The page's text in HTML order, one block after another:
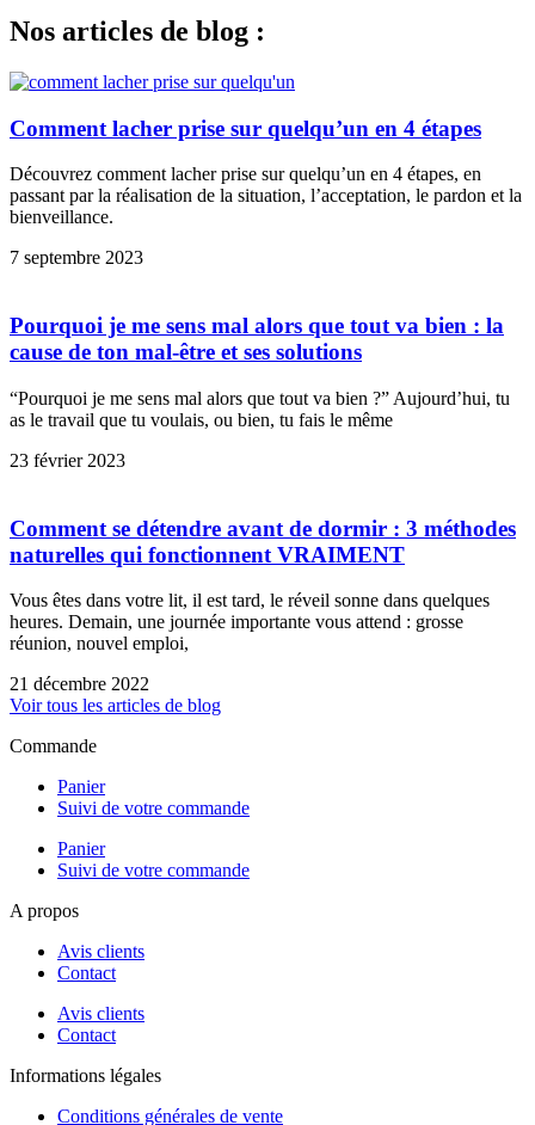
Nos articles de blog :
Comment lacher prise sur quelqu’un en 4 étapes
Découvrez comment lacher prise sur quelqu’un en 4 étapes, en
passant par la réalisation de la situation, l’acceptation, le pardon et la
bienveillance.
7 septembre 2023
Pourquoi je me sens mal alors que tout va bien : la
cause de ton mal-être et ses solutions
“Pourquoi je me sens mal alors que tout va bien ?” Aujourd’hui, tu
as le travail que tu voulais, ou bien, tu fais le même
23 février 2023
Comment se détendre avant de dormir : 3 méthodes
naturelles qui fonctionnent VRAIMENT
Vous êtes dans votre lit, il est tard, le réveil sonne dans quelques
heures. Demain, une journée importante vous attend : grosse
réunion, nouvel emploi,
21 décembre 2022
Voir tous les articles de blog
Commande
Panier
Suivi de votre commande
Panier
Suivi de votre commande
A propos
Avis clients
Contact
Avis clients
Contact
Informations légales
Conditions générales de vente